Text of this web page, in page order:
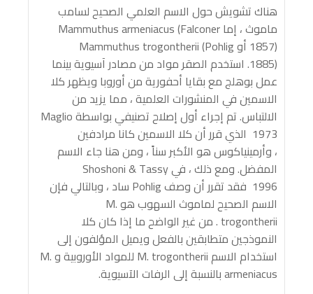
هناك تشويش حول الاسم العلمي الصحيح لسامب
ماموث ، إما Mammuthus armeniacus (Falconer
1857) أو Mammuthus trogontherii (Pohlig
1885). استخدم الصقر مواد من مصادر آسيوية بينما
عمل بوهلج مع بقايا أحفورية من أوروبا ويظهر كلا
الاسمين في المنشورات العلمية ، مما يزيد من
الالتباس. تم إجراء أول إصلاح تصنيفي بواسطة Maglio
1973 الذي قرر أن كلا الاسمين كانا مرادفين
، وأرمينياكوس هو الأكبر سناً ، ومن هنا جاء الاسم
المفضل. ومع ذلك ، في Shoshoni & Tassy
1996 فقد تقرر أن وصف Pohlig ساد ، وبالتالي فإن
الاسم الصحيح لماموث السهوب هو M.
trogontherii . من غير الواضح ما إذا كان كلا
النموذجين متطابقين بالفعل ويميل المؤلفون إلى
استخدام الاسم M. trogontherii للمواد الأوروبية و M.
armeniacus بالنسبة إلى الرفات الآسيوية.